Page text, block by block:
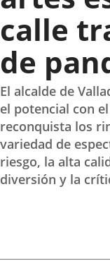
calle
de
El alcalde de
el potencial con
reconquista los
variedad de
riesgo, la alta
diversión y la